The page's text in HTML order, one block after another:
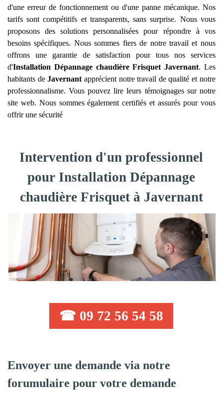
d'une erreur de fonctionnement ou d'une panne mécanique. Nos
tarifs sont compétitifs et transparents, sans surprise. Nous vous
proposons des solutions personnalisées pour répondre à vos
besoins spécifiques. Nous sommes fiers de notre travail et nous
offrons une garantie de satisfaction pour tous nos services
d'Installation Dépannage chaudière Frisquet Javernant. Les
habitants deJavernant apprécient notre travail de qualité et notre
professionnalisme. Vous pouvez lire leurs témoignages sur notre
site web. Nous sommes également certifiés et assurés pour vous
offrir une sécurité
Intervention d'un professionnel
pour Installation Dépannage
chaudière Frisquet à Javernant
☎ 09 72 56 54 58
Envoyer une demande via notre
forumulaire pour votre demande